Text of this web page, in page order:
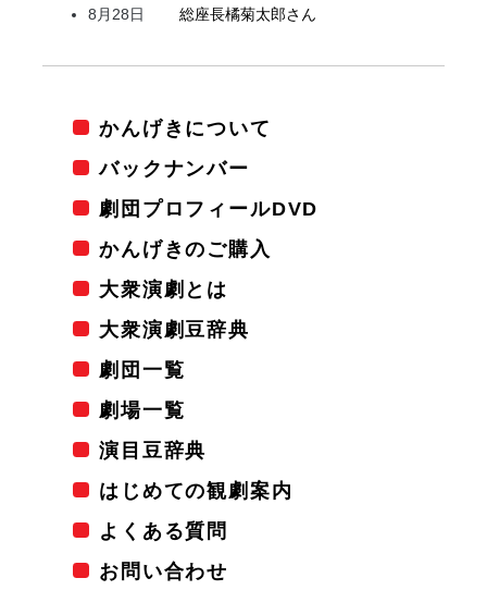
8月28日
総座長橘菊太郎さん
かんげきについて
バックナンバー
劇団プロフィールDVD
かんげきのご購入
大衆演劇とは
大衆演劇豆辞典
劇団一覧
劇場一覧
演目豆辞典
はじめての観劇案内
よくある質問
お問い合わせ